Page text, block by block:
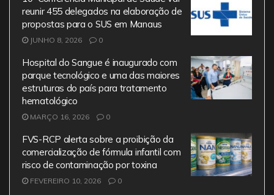
k
reunir 455 delegados na elaboração de
propostas para o SUS em Manaus
JUNHO 8, 2026 0
Hospital do Sangue é inaugurado com
parque tecnológico e uma das maiores
estruturas do país para tratamento
hematológico
MARÇO 16, 2026 0
FVS-RCP alerta sobre a proibição da
comercialização de fórmula infantil com
risco de contaminação por toxina
FEVEREIRO 10, 2026 0